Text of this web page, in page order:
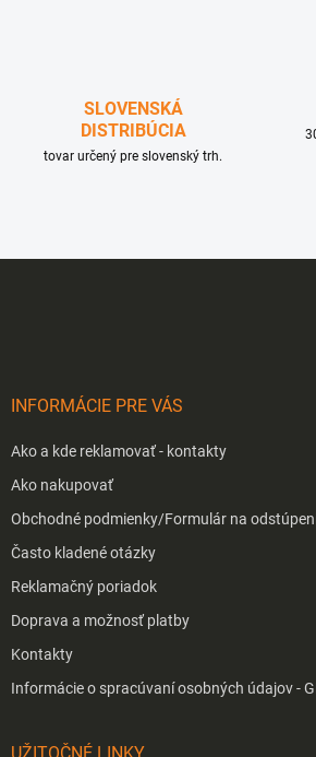
SLOVENSKÁ
DISTRIBÚCIA
tovar určený pre slovenský trh.
INFORMÁCIE PRE VÁS
Ako a kde reklamovať - kontakty
Ako nakupovať
Obchodné podmienky/Formulár na
Často kladené otázky
Reklamačný poriadok
Doprava a možnosť platby
Kontakty
Informácie o spracúvaní osobných údajov -